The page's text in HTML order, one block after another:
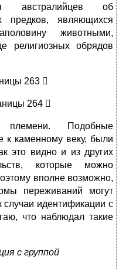
австралийцев об
предков, являющихся
животными,
религиозных обрядов
263 
264 
Подобные
к каменному веку, были
это видно и из других
которые можно
вполне возможно,
переживаний могут
случаи идентификации с
что наблюдал такие
с группой